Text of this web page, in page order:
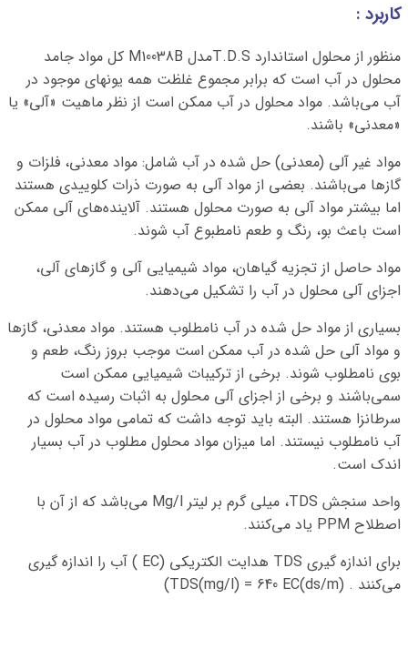
کاربرد :
منظور از محلول استاندارد T.D.Sمدل M10038B کل مواد جامد
محلول در آب است که برابر مجموع غلظت همه یونهای موجود در
آب می‌باشد. مواد محلول در آب ممکن است از نظر ماهیت «آلی» یا
«معدنی» باشند.
مواد غیر آلی (معدنی) حل شده در آب شامل: مواد معدنی، فلزات و
گازها می‌باشند. بعضی از مواد آلی به صورت ذرات کلوییدی هستند
اما بیشتر مواد آلی به صورت محلول هستند. آلاینده‌های آلی ممکن
است باعث بو، رنگ و طعم نامطبوع آب شوند.
مواد حاصل از تجزیه گیاهان، مواد شیمیایی آلی و گازهای آلی،
اجزای آلی محلول در آب را تشکیل می‌دهند.
بسیاری از مواد حل شده در آب نامطلوب هستند. مواد معدنی، گازها
و مواد آلی حل شده در آب ممکن است موجب بروز رنگ، طعم و
بوی نامطلوب شوند. برخی از ترکیبات شیمیایی ممکن است
سمی‌باشند و برخی از اجزای آلی محلول به اثبات رسیده است که
سرطانزا هستند. البته باید توجه داشت که تمامی مواد محلول در
آب نامطلوب نیستند. اما میزان مواد محلول مطلوب در آب بسیار
اندک است.
واحد سنجش TDS، میلی گرم بر لیتر Mg/l می‌باشد که از آن با
اصطلاح PPM یاد می‌کنند.
برای اندازه گیری TDS هدایت الکتریکی (EC ) آب را اندازه گیری
می‌کنند . (ds/m)TDS(mg/l) = 640 EC)